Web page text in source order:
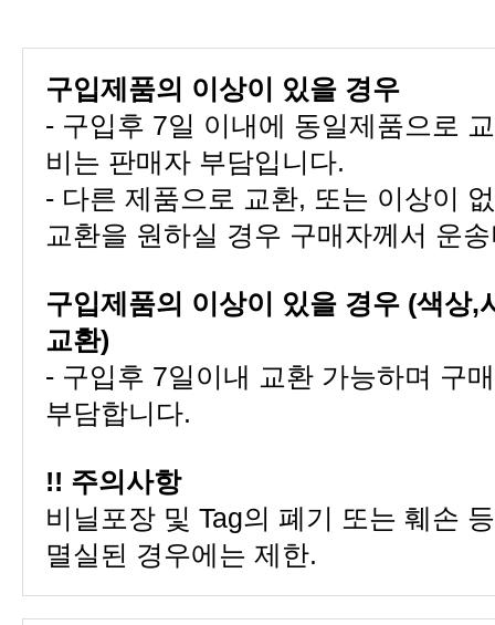
구입제품의 이상이 있을 경우
비는 판매자 부담입니다.
교환을 원하실 경우 구매자께서 운
교환)
부담합니다.
!! 주의사항
멸실된 경우에는 제한.